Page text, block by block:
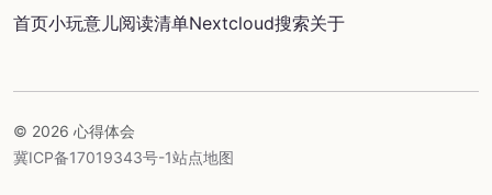
首页小玩意儿阅读清单Nextcloud搜索关于
© 2026 心得体会
冀ICP备17019343号-1站点地图